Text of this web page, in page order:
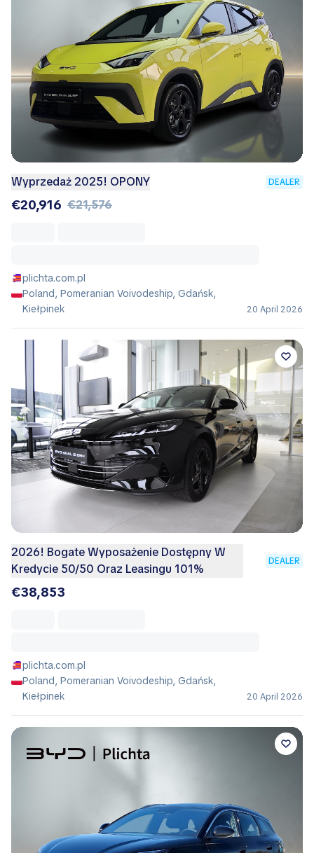
Wyprzedaż 2025! OPONY DEALER
€20,916 €21,576
plichta.com.pl
Poland, Pomeranian Voivodeship, Gdańsk,
Kiełpinek
20 April 2026
2026! Bogate Wyposażenie Dostępny W
Kredycie 50/50 Oraz Leasingu 101%
DEALER
€38,853
plichta.com.pl
Poland, Pomeranian Voivodeship, Gdańsk,
Kiełpinek
20 April 2026